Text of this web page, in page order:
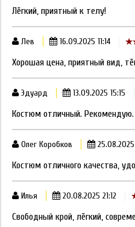
Лёгкий, приятный к телу!
Лев 16.09.2025 11:14
Хорошая цена, приятный вид,
Эдуард 13.09.2025 15:15
Костюм отличный. Рекомендую.
Олег Коробков
Костюм отличного качества,
Илья 20.08.2025 21:12
Свободный крой, лёгкий,